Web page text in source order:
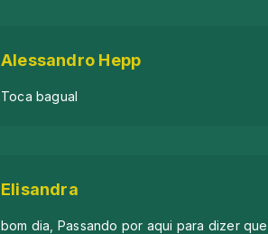
Alessandro Hepp
Toca bagual
Elisandra
bom dia, Passando por aqui para dizer